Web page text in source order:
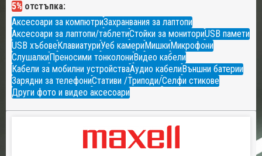
5% отстъпка:
Аксесоари за компютриЗахранвания за лаптопи
Аксесоари за лаптопи/таблетиСтойки за мониториUSB памети
USB хъбовеКлавиатуриУеб камериМишкиМикрофони
СлушалкиПреносими тонколониВидео кабели
Кабели за мобилни устройстваАудио кабелиВъншни батерии
Зарядни за телефониСтативи /Триподи/Селфи стикове
Други фото и видео аксесоари